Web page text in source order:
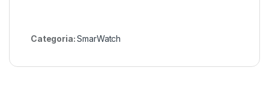
Categoria:SmarWatch